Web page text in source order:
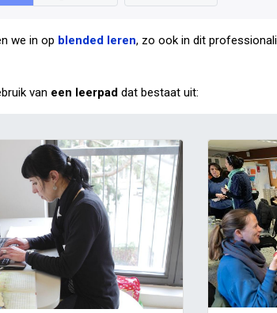
we in op blended leren, zo ook in dit
van een leerpad dat bestaat uit: